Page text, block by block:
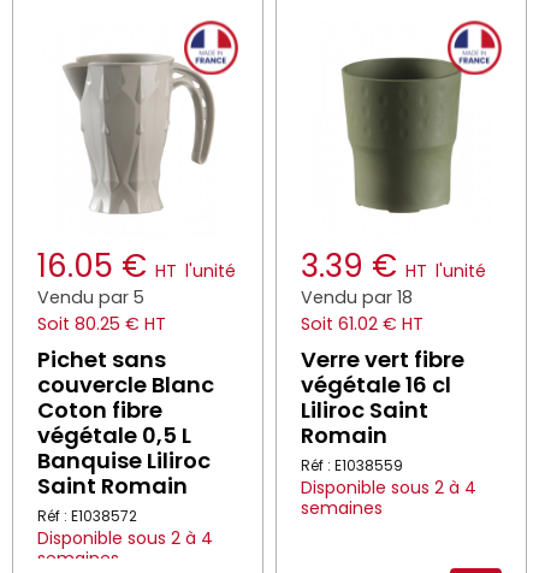
16.05 € HT l'unité
Vendu par 5
Soit 80.25 € HT
Pichet sans
couvercle Blanc
Coton fibre
végétale 0,5 L
Banquise Liliroc
Saint Romain
Réf : E1038572
Disponible sous 2 à 4
semaines
3.39 € HT l'unité
Vendu par 18
Soit 61.02 € HT
Verre vert fibre
végétale 16 cl
Liliroc Saint
Romain
Réf : E1038559
Disponible sous 2 à 4
semaines